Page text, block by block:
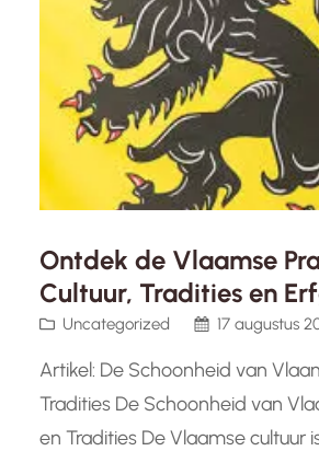
Ontdek de Vlaamse
Cultuur, Tradities en
Uncategorized 17 augustus
Artikel: De Schoonheid van
Tradities De Schoonheid van
en Tradities De Vlaamse cultuur